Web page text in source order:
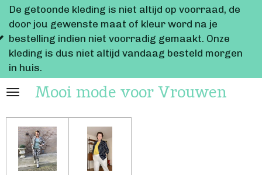
Ga
direct
naar
de
hoofdinhoud
Mooi mode voor Vrouwen
kleding is niet altijd op voorraad, de
gewenste maat of kleur word na je
indien niet voorradig gemaakt. Onze
dus niet altijd vandaag besteld morgen